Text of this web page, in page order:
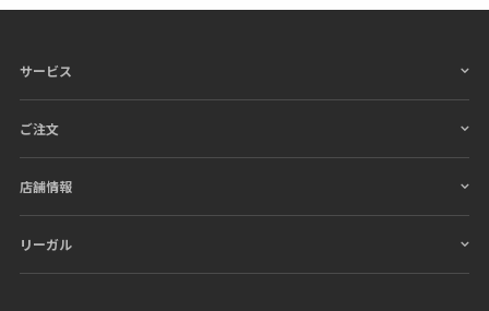
サービス
ご注文
店舗情報
リーガル